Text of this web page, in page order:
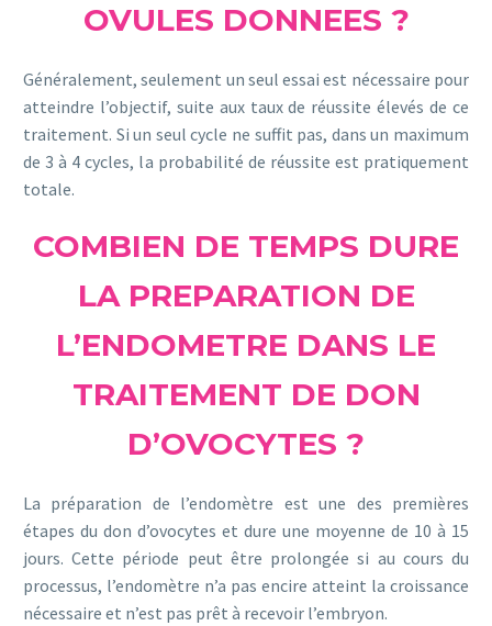
OVULES DONNEES ?
Généralement, seulement un seul essai est nécessaire pour
atteindre l’objectif, suite aux taux de réussite élevés de ce
traitement. Si un seul cycle ne suffit pas, dans un maximum
de 3 à 4 cycles, la probabilité de réussite est pratiquement
totale.
COMBIEN DE TEMPS DURE
LA PREPARATION DE
L’ENDOMETRE DANS LE
TRAITEMENT DE DON
D’OVOCYTES ?
La préparation de l’endomètre est une des premières
étapes du don d’ovocytes et dure une moyenne de 10 à 15
jours. Cette période peut être prolongée si au cours du
processus, l’endomètre n’a pas encire atteint la croissance
nécessaire et n’est pas prêt à recevoir l’embryon.